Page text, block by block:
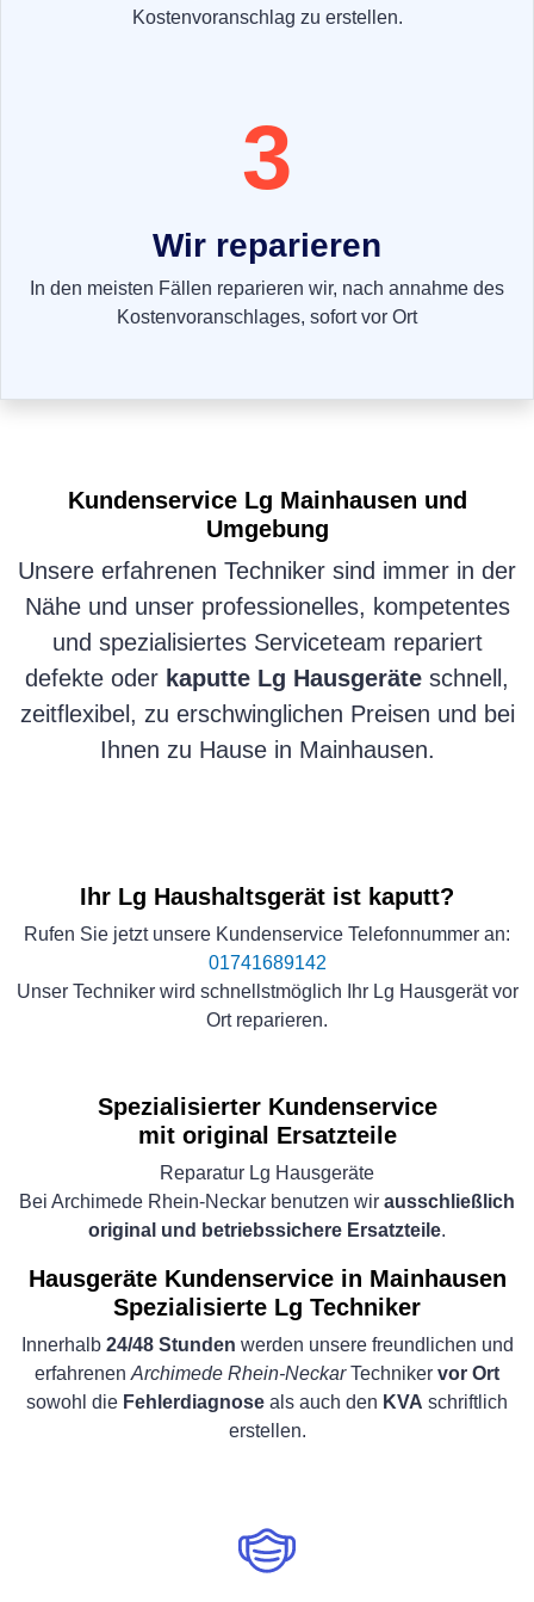
Kostenvoranschlag zu erstellen.
3
Wir reparieren
In den meisten Fällen reparieren wir, nach annahme des
Kostenvoranschlages, sofort vor Ort
Kundenservice Lg Mainhausen und
Umgebung
Unsere erfahrenen Techniker sind immer in der
Nähe und unser professionelles, kompetentes
und spezialisiertes Serviceteam repariert
defekte oder kaputte Lg Hausgeräte schnell,
zeitflexibel, zu erschwinglichen Preisen und bei
Ihnen zu Hause in Mainhausen.
Ihr Lg Haushaltsgerät ist kaputt?
Rufen Sie jetzt unsere Kundenservice Telefonnummer an:
01741689142
Unser Techniker wird schnellstmöglich Ihr Lg Hausgerät vor
Ort reparieren.
Spezialisierter Kundenservice
mit original Ersatzteile
Reparatur Lg Hausgeräte
Bei Archimede Rhein-Neckar benutzen wir ausschließlich
original und betriebssichere Ersatzteile.
Hausgeräte Kundenservice in Mainhausen
Spezialisierte Lg Techniker
Innerhalb 24/48 Stunden werden unsere freundlichen und
erfahrenen Archimede Rhein-NeckarTechniker vor Ort
sowohl die Fehlerdiagnose als auch den KVA schriftlich
erstellen.